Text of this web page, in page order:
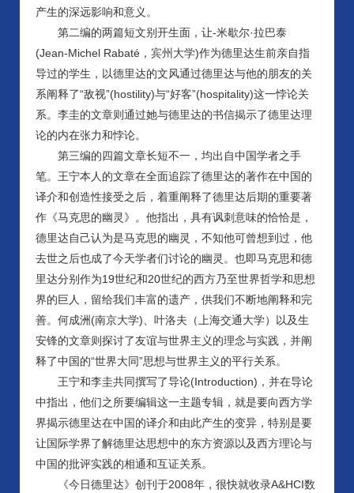
产生的深远影响和意义。
第二编的两篇短文别开生面，让-米歇尔·拉巴泰
(Jean-Michel Rabaté，宾州大学)作为德里达生前亲自指
导过的学生，以德里达的文风通过德里达与他的朋友的关
系阐释了“敌视”(hostility)与“好客”(hospitality)这一悖论关
系。李圭的文章则通过她与德里达的书信揭示了德里达理
论的内在张力和悖论。
第三编的四篇文章长短不一，均出自中国学者之手
笔。王宁本人的文章在全面追踪了德里达的著作在中国的
译介和创造性接受之后，着重阐释了德里达后期的重要著
作《马克思的幽灵》。他指出，具有讽刺意味的恰恰是，
德里达自己认为是马克思的幽灵，不知他可曾想到过，他
去世之后也成了今天学者们讨论的幽灵。也即马克思和德
里达分别作为19世纪和20世纪的西方乃至世界哲学和思想
界的巨人，留给我们丰富的遗产，供我们不断地阐释和完
善。何成洲(南京大学)、叶洛夫（上海交通大学）以及生
安锋的文章则探讨了友谊与世界主义的理念与实践，并阐
释了中国的“世界大同”思想与世界主义的平行关系。
王宁和李圭共同撰写了导论(Introduction)，并在导论
中指出，他们之所要编辑这一主题专辑，就是要向西方学
界揭示德里达在中国的译介和由此产生的变异，特别是要
让国际学界了解德里达思想中的东方资源以及西方理论与
中国的批评实践的相通和互证关系。
《今日德里达》创刊于2008年，很快就收录A&HCI数